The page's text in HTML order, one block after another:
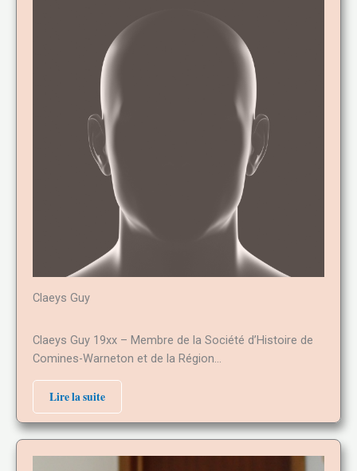
Claeys Guy
Claeys Guy 19xx – Membre de la Société d’Histoire de
Comines-Warneton et de la Région…
Lire la suite